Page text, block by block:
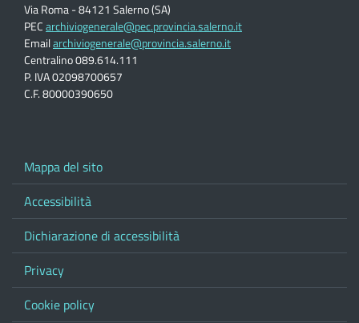
Via Roma - 84121 Salerno (SA)
PECarchiviogenerale@pec.provincia.salerno.it
Emailarchiviogenerale@provincia.salerno.it
Centralino 089.614.111
P. IVA 02098700657
C.F. 80000390650
Mappa del sito
Accessibilità
Dichiarazione di accessibilità
Privacy
Cookie policy